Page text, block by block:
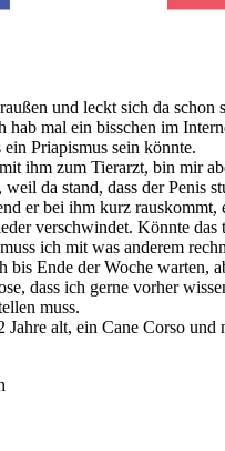
und leckt sich da schon
hab mal ein bisschen im
das ein Priapismus
ihm zum Tierarzt, bin mir
da stand, dass der Penis
er bei ihm kurz rauskommt,
verschwindet. Könnte das
muss ich mit was
bis Ende der Woche warten,
dass ich gerne vorher
muss.
alt, ein Cane Corso und